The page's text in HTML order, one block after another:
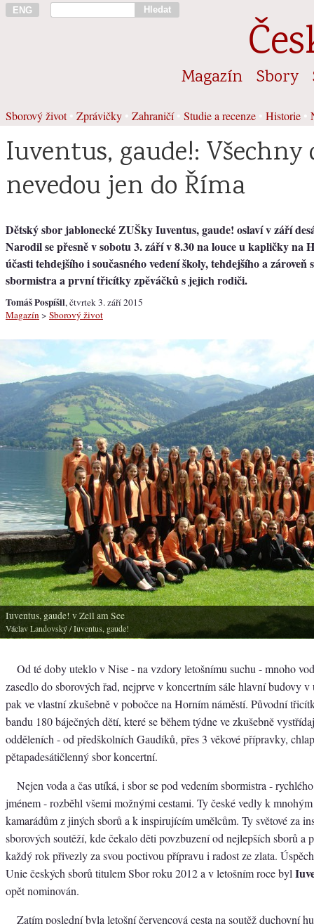
ENG Hledat
Magazín Sbory
Sborový život• Zprávičky Zahraničí• Studie a recenze Historie
Iuventus, gaude!: Všechny
nevedou jen do Říma
Dětský sbor jablonecké ZUŠky Iuventus, gaude! oslaví v září
Narodil se přesně v sobotu 3. září v 8.30 na louce u kapličky na
účasti tehdejšího i současného vedení školy, tehdejšího a zároveň
sbormistra a první třicítky zpěváčků s jejich rodiči.
Tomáš Pospíšil, čtvrtek 3. září 2015
Magazín > Sborový život
Iuventus, gaude! v Zell am See
Václav Landovský/ Iuventus, gaude!
Od té doby uteklo v Nise - na vzdory letošnímu suchu - mnoho
zasedlo do sborových řad, nejprve v koncertním sále hlavní budovy
pak ve vlastní zkušebně v pobočce na Horním náměstí. Původní
bandu 180 báječných dětí, které se během týdne ve zkušebně
odděleních - od předškolních Gaudíků, přes 3 věkové přípravky,
pětapadesátičlenný sbor koncertní.
Nejen voda a čas utíká, i sbor se pod vedením sbormistra -
jménem - rozběhl všemi možnými cestami. Ty české vedly k
kamarádům z jiných sborů a k inspirujícím umělcům. Ty světové za
sborových soutěží, kde čekalo děti povzbuzení od nejlepších sborů a
každý rok přivezly za svou poctivou přípravu i radost ze zlata.
Unie českých sborů titulem Sbor roku 2012 a v letošním roce byl
opět nominován.
Zatím poslední byla letošní červencová cesta na soutěž duchovní